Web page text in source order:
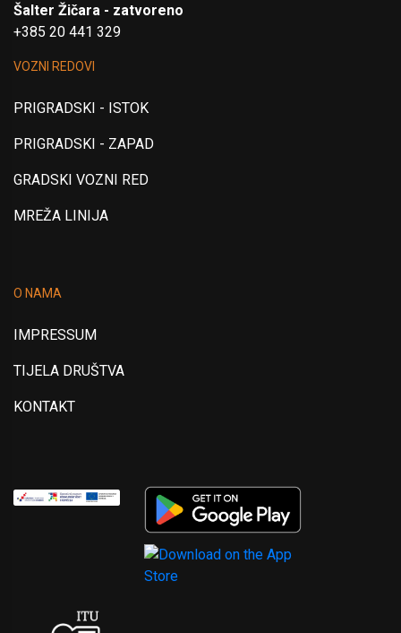
Šalter Žičara - zatvoreno
+385 20 441 329
VOZNI REDOVI
PRIGRADSKI - ISTOK
PRIGRADSKI - ZAPAD
GRADSKI VOZNI RED
MREŽA LINIJA
O NAMA
IMPRESSUM
TIJELA DRUŠTVA
KONTAKT